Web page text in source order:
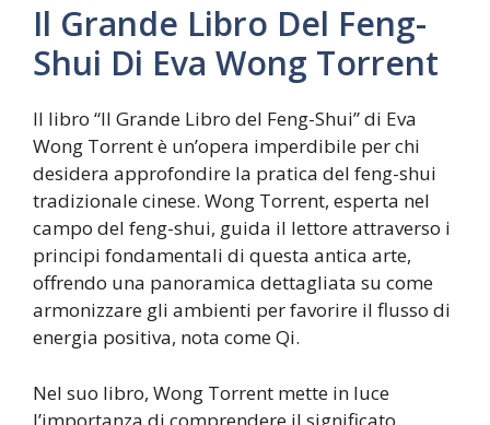
Il Grande Libro Del Feng-
Shui Di Eva Wong Torrent
Il libro “Il Grande Libro del Feng-Shui” di Eva
Wong Torrent è un’opera imperdibile per chi
desidera approfondire la pratica del feng-shui
tradizionale cinese. Wong Torrent, esperta nel
campo del feng-shui, guida il lettore attraverso i
principi fondamentali di questa antica arte,
offrendo una panoramica dettagliata su come
armonizzare gli ambienti per favorire il flusso di
energia positiva, nota come Qi.
Nel suo libro, Wong Torrent mette in luce
l’importanza di comprendere il significato